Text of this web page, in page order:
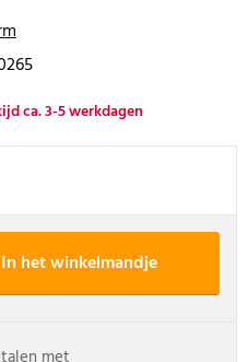
ca. 3-5 werkdagen
In het winkelmandje